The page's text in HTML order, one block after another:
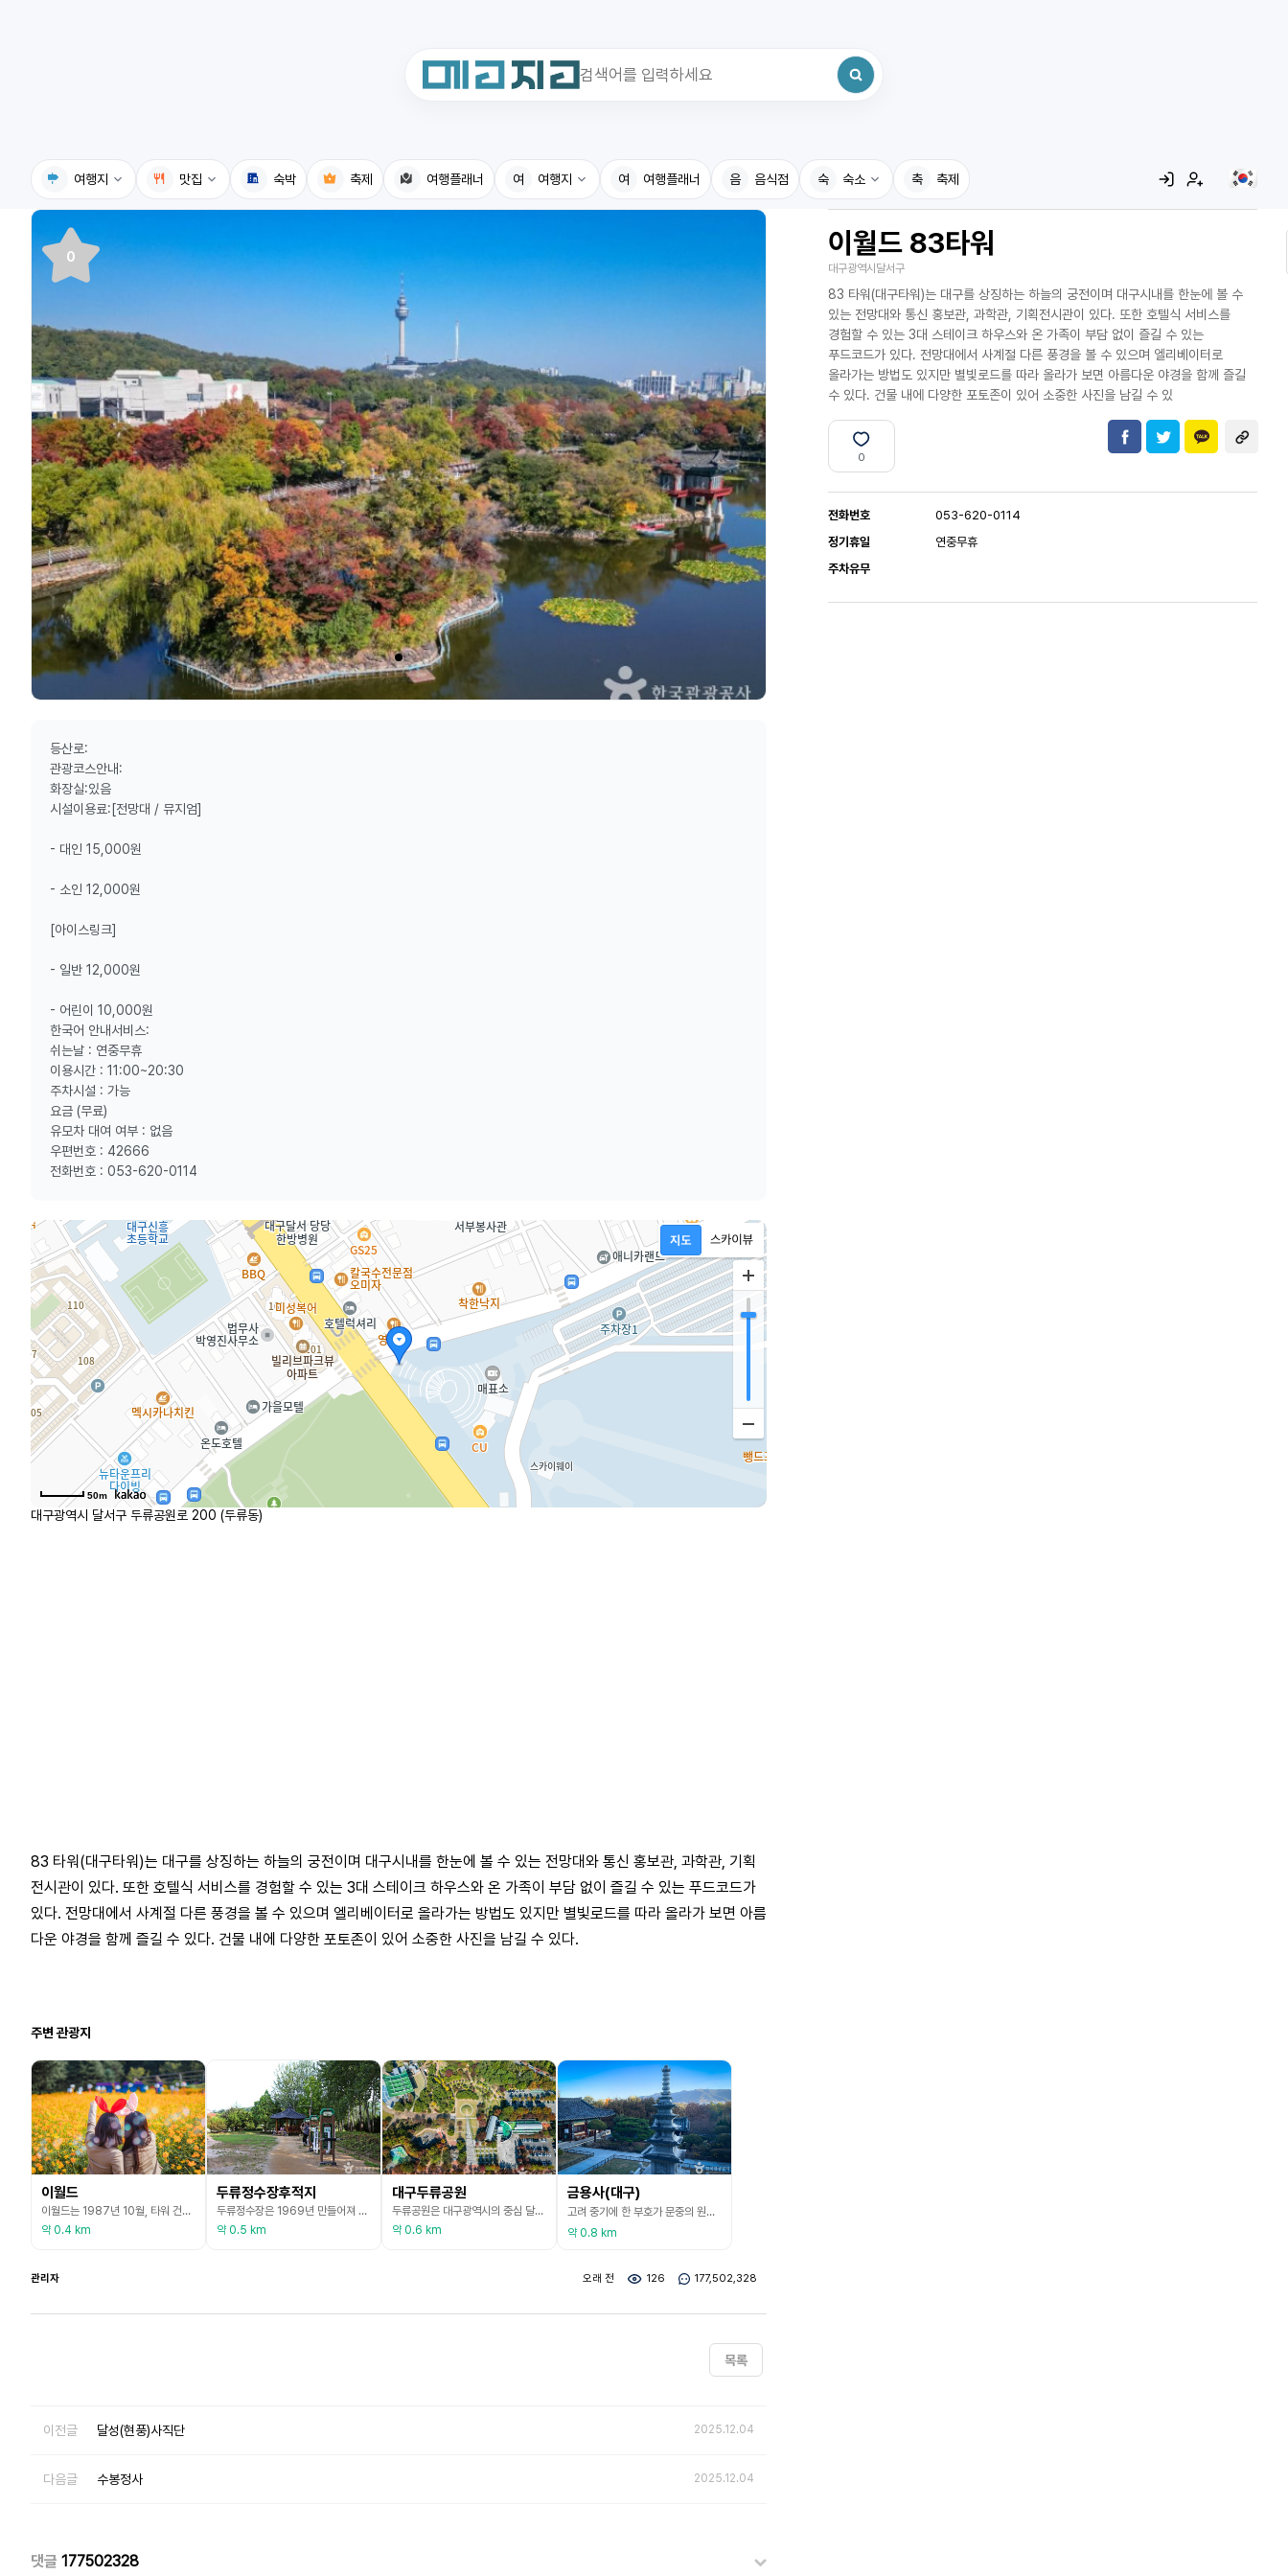
여행지
국내여행지
휴게소
식물도감
맛집 숙박 축제 여행플래너 여 여행지 여 여행플래너 음 음식점 숙 숙소
국내맛집
고수의레시피
음식용어사전
축 축제
최근 검색어가 없습니다.
이월드 83타워
대구광역시달서구
83 타워(대구타워)는 대구를 상징하는 하늘의 궁전이며 대구시내를 한눈에 볼 수
있는 전망대와 통신 홍보관, 과학관, 기획전시관이 있다. 또한 호텔식 서비스를
경험할 수 있는 3대 스테이크 하우스와 온 가족이 부담 없이 즐길 수 있는
푸드코드가 있다. 전망대에서 사계절 다른 풍경을 볼 수 있으며 엘리베이터로
올라가는 방법도 있지만 별빛로드를 따라 올라가 보면 아름다운 야경을 함께 즐길
수 있다. 건물 내에 다양한 포토존이 있어 소중한 사진을 남길 수 있
0
전화번호
053-620-0114
정기휴일
연중무휴
주차유무
0
등산로:
관광코스안내:
화장실:있음
시설이용료:[전망대 / 뮤지엄]
- 대인 15,000원
- 소인 12,000원
[아이스링크]
- 일반 12,000원
- 어린이 10,000원
한국어 안내서비스:
쉬는날 : 연중무휴
이용시간 : 11:00~20:30
주차시설 : 가능
요금 (무료)
유모차 대여 여부 : 없음
우편번호 : 42666
전화번호 : 053-620-0114
50m
대구광역시 달서구 두류공원로 200 (두류동)
83 타워(대구타워)는 대구를 상징하는 하늘의 궁전이며 대구시내를 한눈에 볼 수 있는 전망대와 통신 홍보관, 과학관, 기획
전시관이 있다. 또한 호텔식 서비스를 경험할 수 있는 3대 스테이크 하우스와 온 가족이 부담 없이 즐길 수 있는 푸드코드가
있다. 전망대에서 사계절 다른 풍경을 볼 수 있으며 엘리베이터로 올라가는 방법도 있지만 별빛로드를 따라 올라가 보면 아름
다운 야경을 함께 즐길 수 있다. 건물 내에 다양한 포토존이 있어 소중한 사진을 남길 수 있다.
주변 관광지
이월드
이월드는 1987년 10월, 타워 건립과 종합 테마파크 조성 공사의 재착공을 시작으로, 1993년 종합 테마파크 마스터플랜을 확정한 후 1995년 3월 개장한 테마파크이다. 폭포, 분수, 조명, 꽃으로 꾸며진 유럽식 도시공원 형식으로 조성되어 있으며, 남녀노소 누구나 즐길 수 있는 놀이기구, 전시 및 예술 공간, 깔끔한 식당가 등이 마련되어 있다. 이월드는 각 테마에 따라 다양한 광장을 조성하여 방문객에게 새로운 경험과 즐거움을 선사하고 있다. 입구에
약 0.4 km
두류정수장후적지
두류정수장은 1969년 만들어져 대구광역시 수성구, 남구,중구, 달서구 일대 100여만 가구에 하루 20만톤의 수돗물을 공급해 오다 2009년 8월 폐쇄돼 방치되어 왔던 곳이다. 그러다 정수장이 위치한 달서구청이 2018년 2월부터 이전 터를 시민들의 휴식공간으로 개방하여 지금은 공원으로 불리기도 한다. 주변으로는 코오롱 야외음악당 등이 있으며 현재의 모습은 예전의 정수장 관리 시설도 그대로 남아 있으며 여전히 잘 관리되고 있어 주민들의 쉼터가 되기도
약 0.5 km
대구두류공원
두류공원은 대구광역시의 중심 달서구에 위치하고 있으며, 대구에서 가장 큰 공원이다. 1977년 대구시는 이곳에 50만여 평의 공원을 조성하였으며, 초대형 야외음악당과 문화예술회관, 도서관 등 문화시설과 야구장, 테니스장, 수영장 등 체육시설, 2·28 기념탑과 인물동산 등의 기념시설을 이용할 수 있다. 두류산의 정상부에 자리 잡은 83 타워는 대구의 랜드마크이며, 200m 높이의 전망대에선 대구 시내를 한눈에 내려다볼 수 있다. 계절에 따라 봄이면 벚꽃
약 0.6 km
금용사(대구)
고려 중기에 한 부호가 문중의 원찰로 금봉산(두류산)에 절을 짓고, 금봉사(金鳳寺)라 했다고 한다. 1926년(병인년)에 김송동 보살님이 지금의 두류실내수영장 별관자리에 대웅전과 요사 2동을 창건하였다. 1986년 대구에서 개최한 전국체전 때 금용사의 부지가 실내수영장으로 편입되면서, 현 위치로 이전하여 중창하였다. 절 이름을 금용사라 한 것은 옛날 천재지변으로 금봉산 봉황이 용으로 화했다는 풍수 설화를 감안하여 금(金) 자는 옛 금봉사에서 따오고, 용
약 0.8 km
관리자 오래 전 126 177,502,328
목록
이전글 달성(현풍)사직단 2025.12.04
다음글 수봉정사 2025.12.04
댓글 177502328